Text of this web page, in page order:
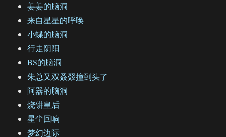
姜姜的脑洞
来自星星的呼唤
小蝶的脑洞
行走阴阳
BS的脑洞
朱总又双叒叕撞到头了
阿器的脑洞
烧饼皇后
星尘回响
梦幻边际